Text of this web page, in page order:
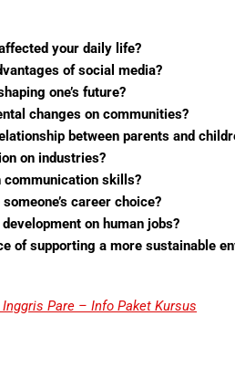
your daily life?
of social media?
one’s future?
changes on communities?
between parents and
on industries?
communication skills?
career choice?
on human jobs?
of supporting a more sustainable
Pare – Info Paket Kursus